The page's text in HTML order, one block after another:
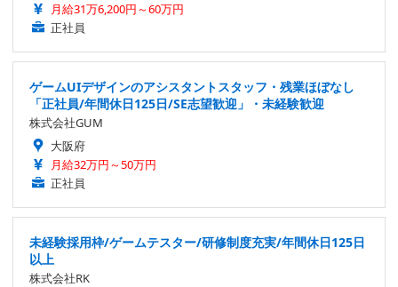
月給31万6,200円～60万円
正社員
ゲームUIデザインのアシスタントスタッフ・残業ほぼなし
「正社員/年間休日125日/SE志望歓迎」・未経験歓迎
株式会社GUM
大阪府
月給32万円～50万円
正社員
未経験採用枠/ゲームテスター/研修制度充実/年間休日125日
以上
株式会社RK